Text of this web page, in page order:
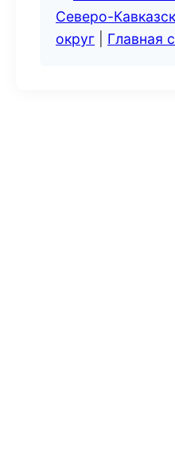
Северо-
округ
Главная